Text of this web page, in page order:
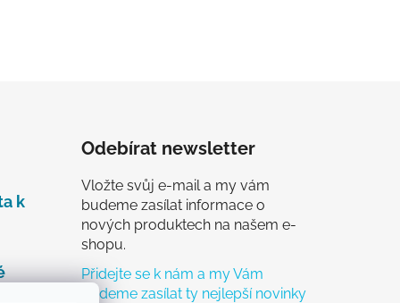
k
Odebírat newsletter
Vložte svůj e-mail a my vám
budeme zasílat informace o
nových produktech na našem e-
shopu.
Přidejte se k nám a my Vám
budeme zasílat ty nejlepší novinky